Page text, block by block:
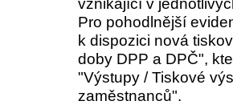
vznikající v
Pro pohodlnější
k dispozici nová
doby DPP a DPČ",
"Výstupy /Tiskové
zaměstnanců".